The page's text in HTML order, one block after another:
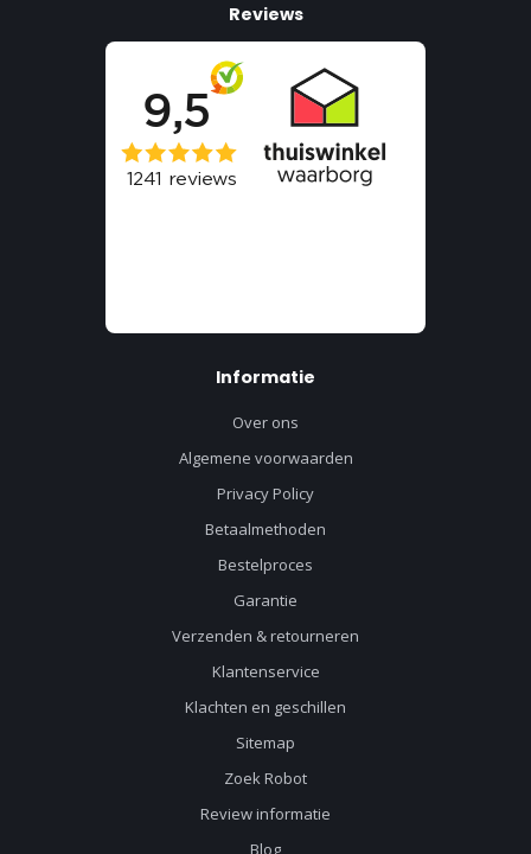
Reviews
Informatie
Over ons
Algemene voorwaarden
Privacy Policy
Betaalmethoden
Bestelproces
Garantie
Verzenden & retourneren
Klantenservice
Klachten en geschillen
Sitemap
Zoek Robot
Review informatie
Blog